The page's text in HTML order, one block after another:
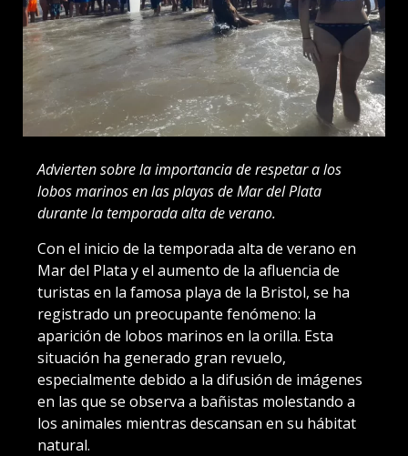
Advierten sobre la importancia de respetar a los
lobos marinos en las playas de Mar del Plata
durante la temporada alta de verano.
Con el inicio de la temporada alta de verano en
Mar del Plata y el aumento de la afluencia de
turistas en la famosa playa de la Bristol, se ha
registrado un preocupante fenómeno: la
aparición de lobos marinos en la orilla. Esta
situación ha generado gran revuelo,
especialmente debido a la difusión de imágenes
en las que se observa a bañistas molestando a
los animales mientras descansan en su hábitat
natural.